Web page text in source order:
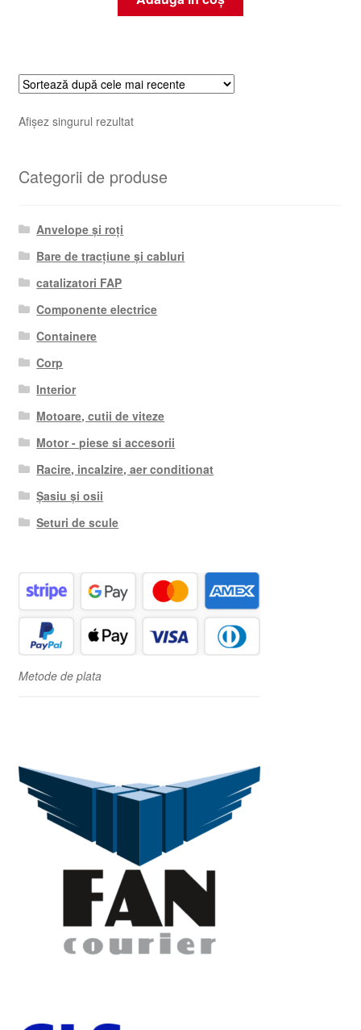
Afișez singurul rezultat
Categorii de produse
Anvelope și roți
Bare de tracțiune și cabluri
catalizatori FAP
Componente electrice
Containere
Corp
Interior
Motoare, cutii de viteze
Motor - piese si accesorii
Racire, incalzire, aer conditionat
Șasiu și osii
Seturi de scule
Metode de plata